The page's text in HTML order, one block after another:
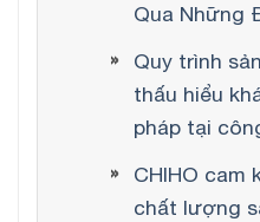
Qua Những
Quy trình
thấu hiểu
pháp tại
CHIHO cam
chất lượng